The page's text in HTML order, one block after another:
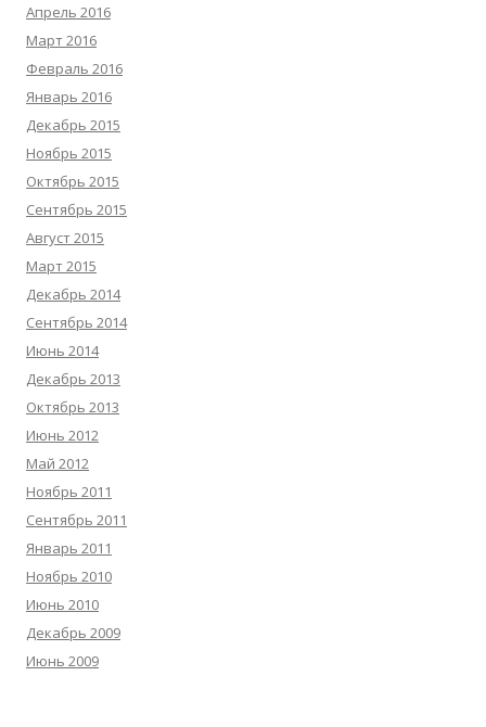
Апрель 2016
Март 2016
Февраль 2016
Январь 2016
Декабрь 2015
Ноябрь 2015
Октябрь 2015
Сентябрь 2015
Август 2015
Март 2015
Декабрь 2014
Сентябрь 2014
Июнь 2014
Декабрь 2013
Октябрь 2013
Июнь 2012
Май 2012
Ноябрь 2011
Сентябрь 2011
Январь 2011
Ноябрь 2010
Июнь 2010
Декабрь 2009
Июнь 2009